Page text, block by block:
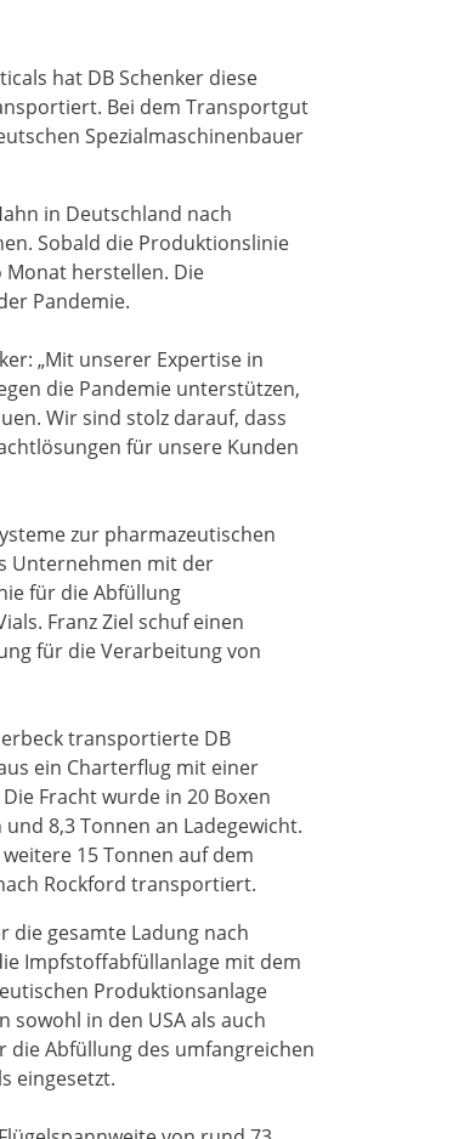
hat DB Schenker diese
Bei dem Transportgut
Spezialmaschinenbauer
in Deutschland nach
Sobald die Produktionslinie
herstellen. Die
Pandemie.
„Mit unserer Expertise in
die Pandemie unterstützen,
Wir sind stolz darauf, dass
für unsere Kunden
zur pharmazeutischen
Unternehmen mit der
für die Abfüllung
Franz Ziel schuf einen
für die Verarbeitung von
transportierte DB
ein Charterflug mit einer
Fracht wurde in 20 Boxen
8,3 Tonnen an Ladegewicht.
15 Tonnen auf dem
Rockford transportiert.
die gesamte Ladung nach
Impfstoffabfüllanlage mit dem
Produktionsanlage
in den USA als auch
Abfüllung des umfangreichen
eingesetzt.